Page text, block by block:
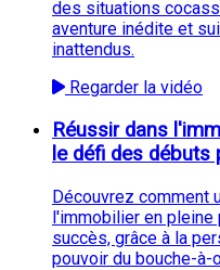
des situations
aventure inédite et
inattendus.
Regarder la vidéo
Réussir dans
le défi des débuts
Découvrez comment
l'immobilier en
succès, grâce à la
pouvoir du bouche-à-